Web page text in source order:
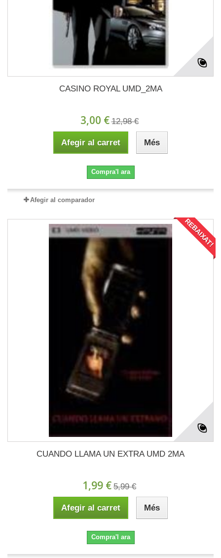
CASINO ROYAL UMD_2MA
3,00 € 12,98 €
Afegir al carret Més
Compra'l ara
Afegir al comparador
REBAIXAT!
CUANDO LLAMA UN EXTRA UMD 2MA
1,99 € 5,99 €
Afegir al carret Més
Compra'l ara